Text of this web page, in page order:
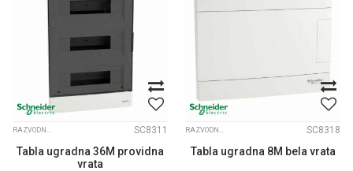
RAZVODNE TABLE EASY PRAGMA SC8311
Tabla ugradna 36M providna
vrata
RAZVODNE TABLE EASY PRAGMA SC8318
Tabla ugradna 8M bela vrata